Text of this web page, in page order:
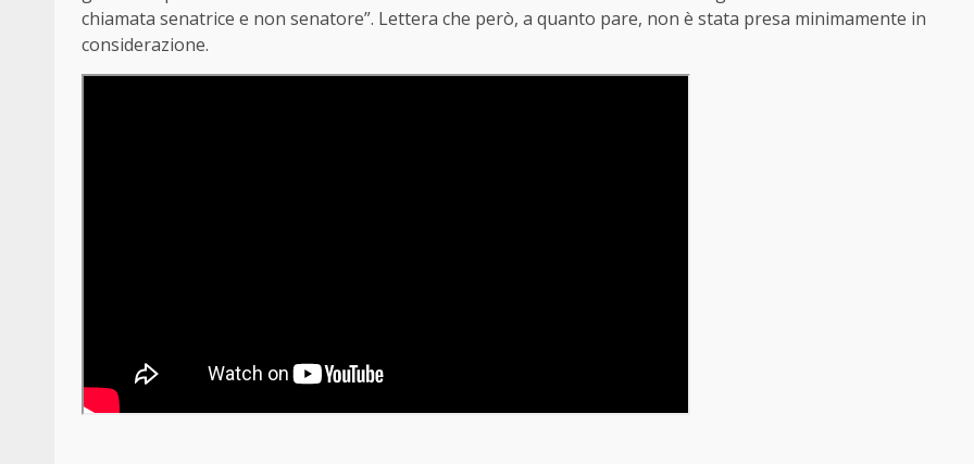
chiamata senatrice e non senatore”. Lettera che però, a quanto pare, non è stata presa minimamente in
considerazione.